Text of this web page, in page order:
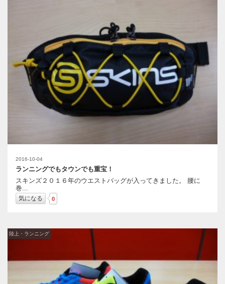
2016-10-04
ランニングでもタウンでも重宝！
スキンズ２０１６年のウエストバッグが入ってきました。 腰に
巻...
気になる 0
陸上・ランニング